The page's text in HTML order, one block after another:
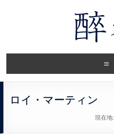
ロイ・マーティン
現在地: